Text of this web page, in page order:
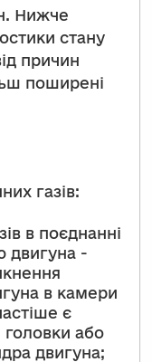
Нижче
стану
причин
поширені
газів:
в поєднанні
двигуна -
в камери
є
або
двигуна;